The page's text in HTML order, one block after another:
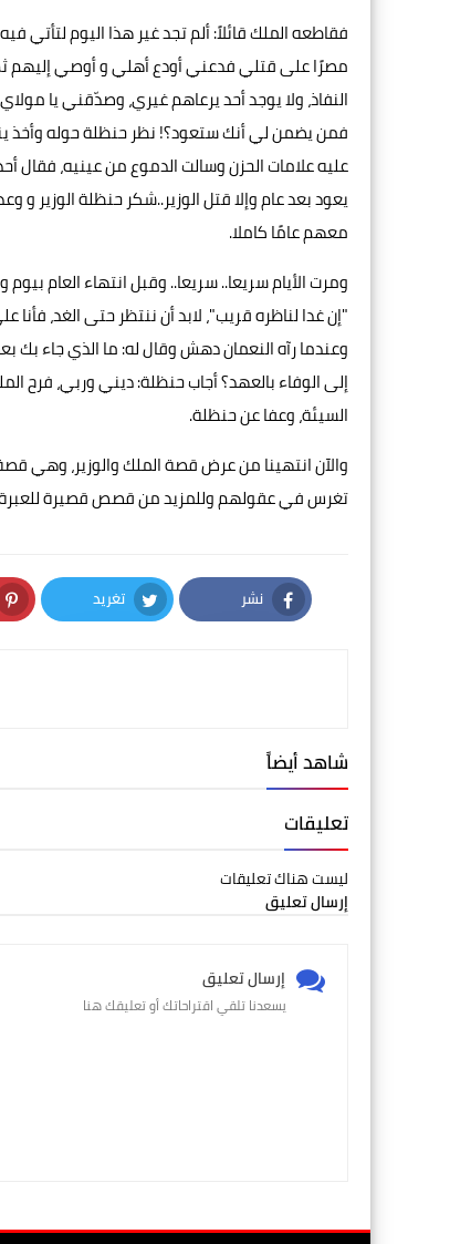
فقاطعه الملك قائلاً: ألم تجد غير هذا اليوم لتأتي
مصرًا على قتلي فدعني أودع أهلي و أوصي إليهم
النفاذ، ولا يوجد أحد يرعاهم غيري، وصدّقني يا
فمن يضمن لي أنك ستعود؟! نظر حنظلة حوله وأخذ
عليه علامات الحزن وسالت الدموع من عينيه، فقال
يعود بعد عام وإلا قتل الوزير..شکر حنظلة الوزیر
معهم عامًا كاملا.
ومرت الأيام سريعا.. سريعا.. وقبل انتهاء العام
"إن غدا لناظره قريب"، لابد أن ننتظر حتى الغد،
وعندما رآه النعمان دهش وقال له: ما الذي جاء بك
إلى الوفاء بالعهد؟ أجاب حنظلة: ديني وربي، فرح
السيئة، وعفا عن حنظلة.
والآن انتهينا من عرض قصة الملك والوزير، وهي
تغرس في عقولهم وللمزيد من قصص قصيرة
نشر
Facebook
تغريد
Twitter
شاهد أيضاً
تعليقات
ليست هناك تعليقات
إرسال تعليق
إرسال تعليق
يسعدنا تلقي اقتراحاتك أو تعليقك هنا